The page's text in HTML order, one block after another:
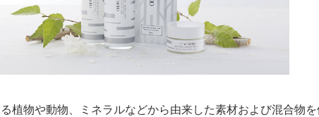
植物や動物、ミネラルなどから由来した素材および混合物